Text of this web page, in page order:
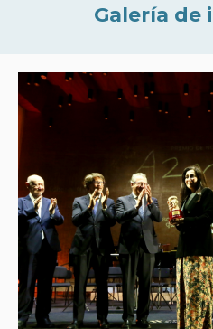
Galería de